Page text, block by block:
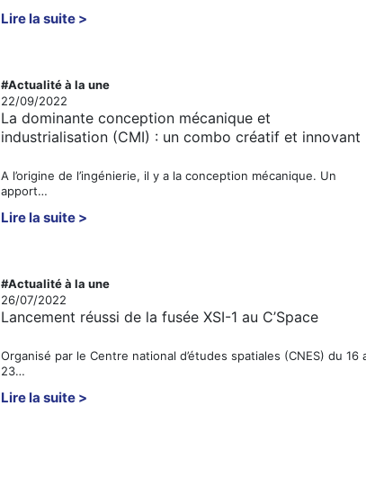
Lire la suite
#Actualité à la une
22/09/2022
La dominante conception mécanique et
industrialisation (CMI) : un combo créatif et innovant
A l’origine de l’ingénierie, il y a la conception mécanique. Un
apport…
Lire la suite
#Actualité à la une
26/07/2022
Lancement réussi de la fusée XSI-1 au C’Space
Organisé par le Centre national d’études spatiales (CNES) du 16
23…
Lire la suite